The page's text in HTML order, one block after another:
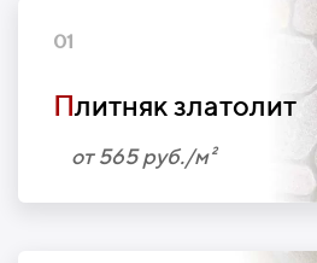
01
Плитняк златолит
от 565 руб./м²